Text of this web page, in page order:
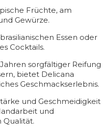
Früchte, am
Gewürze.
Essen oder
Cocktails.
sorgfältiger Reifung
bietet Delicana
Geschmackserlebnis.
und Geschmeidigkeit
und
Qualität.